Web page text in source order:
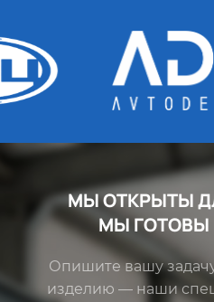
МЫ ОТКРЫТЫ
МЫ ГОТОВЫ
Опишите вашу
изделию — наши